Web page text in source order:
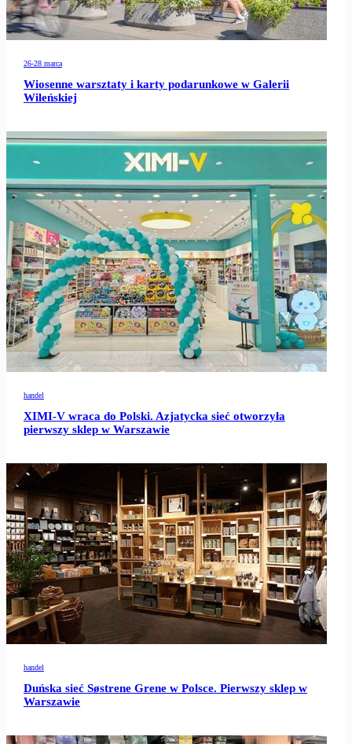
26-28 marca
Wiosenne warsztaty i karty podarunkowe w Galerii
Wileńskiej
handel
XIMI-V wraca do Polski. Azjatycka sieć otworzyła
pierwszy sklep w Warszawie
handel
Duńska sieć Søstrene Grene w Polsce. Pierwszy sklep w
Warszawie